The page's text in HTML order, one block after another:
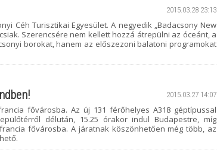
2015.03.28 23:13
Céh Turisztikai Egyesület. A negyedik „Badacsony New
Szerencsére nem kellett hozzá átrepülni az óceánt, a
borokat, hanem az előszezoni balatoni programokat
2015.03.27 14:07
fővárosba. Az új 131 férőhelyes A318 géptípussal
délután, 15.25 órakor indul Budapestre, míg
fővárosba. A járatnak köszönhetően még több, az